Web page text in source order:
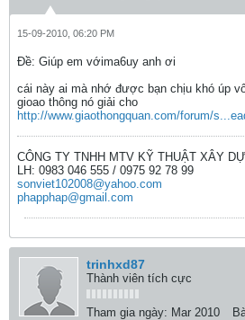
15-09-2010, 06:20 PM
Ðề: Giúp em vớima6uy anh ơi
cái này ai mà nhớ được bạn chịu khó úp
gioao thông nó giải cho
http://www.giaothongquan.com/forum/
CÔNG TY TNHH MTV KỸ THUẬT XÂY
LH: 0983 046 555 / 0975 92 78 99
sonviet102008@yahoo.com
phapphap@gmail.com
trinhxd87
Thành viên tích cực
Tham gia ngày: Mar 2010